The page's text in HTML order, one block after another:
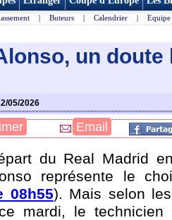
| Buteurs | Calendrier | Equipe
un doute
05/2026
Email
du Real Madrid
représente le
08h55). Mais selon
mardi, le technicien